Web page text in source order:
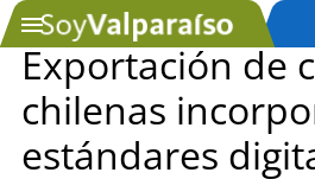
SOYTV
Exportación de
chilenas
estándares